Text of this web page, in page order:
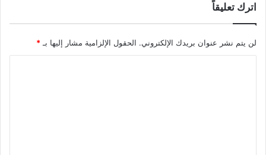
اترك تعليقاً
لن يتم نشر عنوان بريدك الإلكتروني. الحقول الإلزامية مشار إليها بـ *